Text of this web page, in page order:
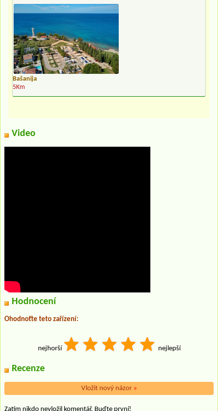
Bašanija
5Km
Video
Hodnocení
Ohodnoťte teto zařízení:
nejhorší nejlepší
Recenze
Vložit nový názor »
Zatím nikdo nevložil komentář. Buďte první!